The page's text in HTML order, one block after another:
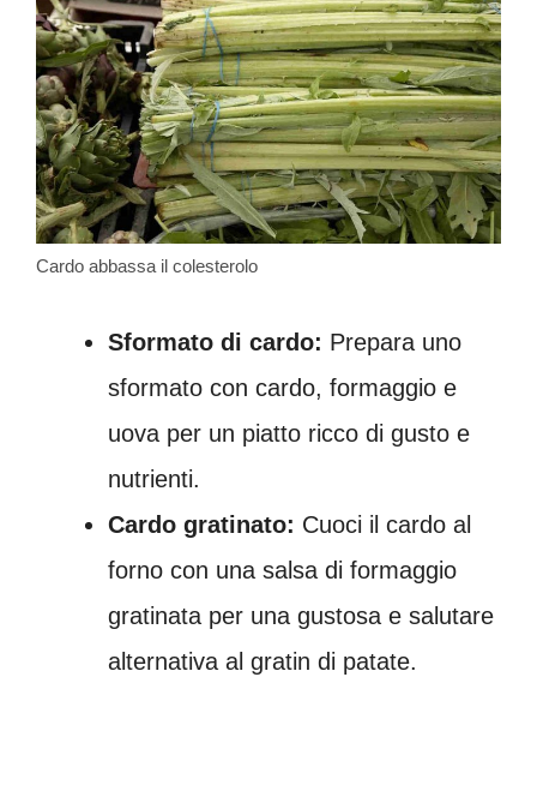
Cardo abbassa il colesterolo
Sformato di cardo: Prepara uno
sformato con cardo, formaggio e
uova per un piatto ricco di gusto e
nutrienti.
Cardo gratinato: Cuoci il cardo al
forno con una salsa di formaggio
gratinata per una gustosa e salutare
alternativa al gratin di patate.